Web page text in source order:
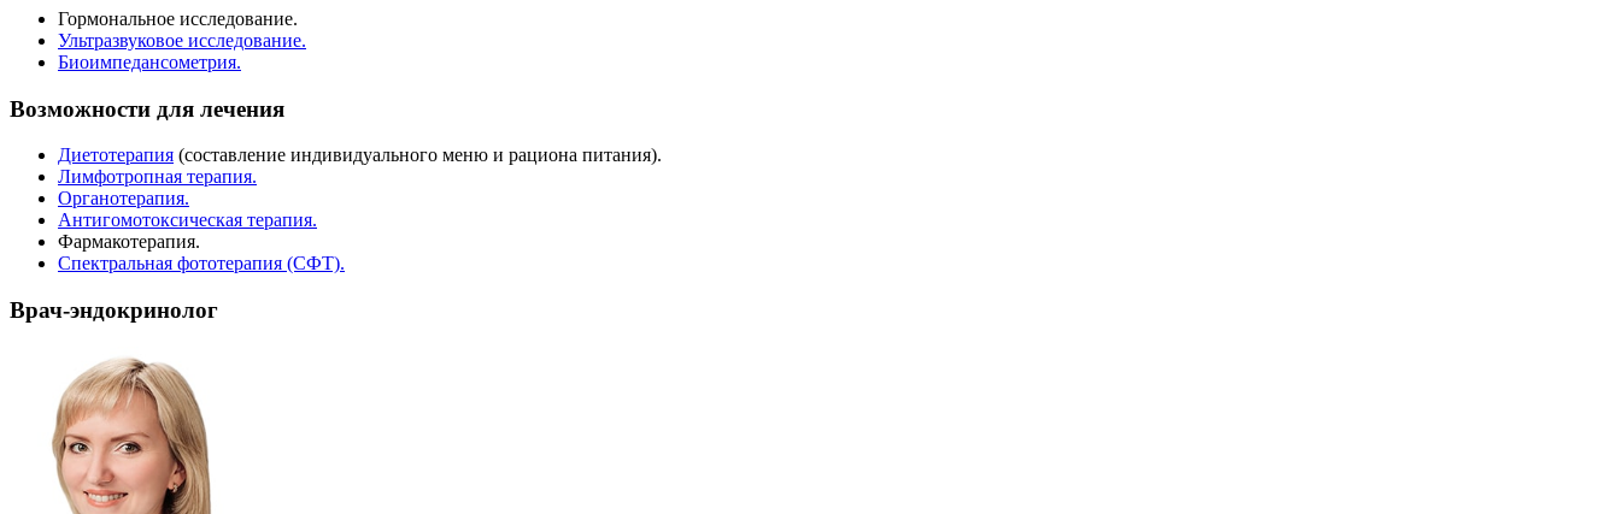
Гормональное исследование.
Ультразвуковое исследование.
Биоимпедансометрия.
Возможности для лечения
Диетотерапия (составление индивидуального меню и рациона питания).
Лимфотропная терапия.
Органотерапия.
Антигомотоксическая терапия.
Фармакотерапия.
Спектральная фототерапия (СФТ).
Врач-эндокринолог